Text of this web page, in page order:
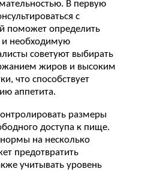
В первую
с
поможет определить
необходимую
советуют выбирать
жиров и высоким
что способствует
аппетита.
размеры
доступа к пище.
на несколько
предотвратить
учитывать уровень